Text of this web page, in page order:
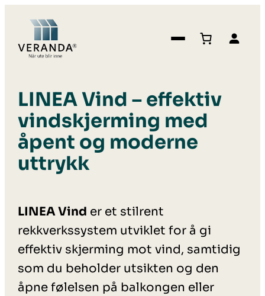
LINEA Vind – effektiv
vindskjerming med
åpent og moderne
uttrykk
LINEA Vind er et stilrent
rekkverkssystem utviklet for å gi
effektiv skjerming mot vind, samtidig
som du beholder utsikten og den
åpne følelsen på balkongen eller